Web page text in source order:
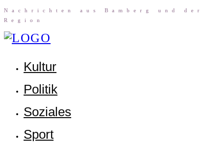
Nach­rich­ten aus Bam­berg und der
Region
Kul­tur
Poli­tik
Sozia­les
Sport